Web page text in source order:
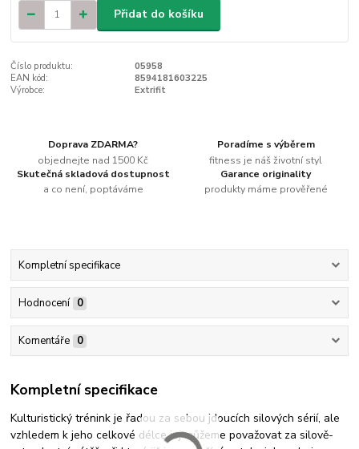
Přidat do košíku
Číslo produktu:
05958
EAN kód:
8594181603225
Výrobce:
Extrifit
Doprava ZDARMA?
objednejte nad 1500 Kč
Poradíme s výběrem
fitness je náš životní styl
Skutečná skladová dostupnost
a co není, poptáváme
Garance originality
produkty máme prověřené
Kompletní specifikace
Hodnocení 0
Komentáře 0
Kompletní specifikace
Kulturistický trénink je řadou za sebou jdoucích silových sérií, ale
vzhledem k jeho celkové délce jej můžeme považovat za silově-